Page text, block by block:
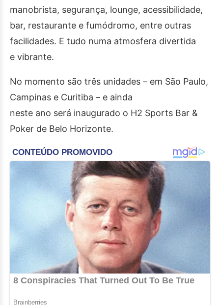
manobrista, segurança, lounge, acessibilidade,
bar, restaurante e fumódromo, entre outras
facilidades. E tudo numa atmosfera divertida
e vibrante.
No momento são três unidades – em São Paulo,
Campinas e Curitiba – e ainda
neste ano será inaugurado o H2 Sports Bar &
Poker de Belo Horizonte.